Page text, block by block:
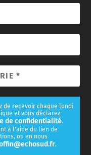
de recevoir chaque lundi
et vous déclarez
de confidentialité.
à l'aide du lien de
ou en nous
.